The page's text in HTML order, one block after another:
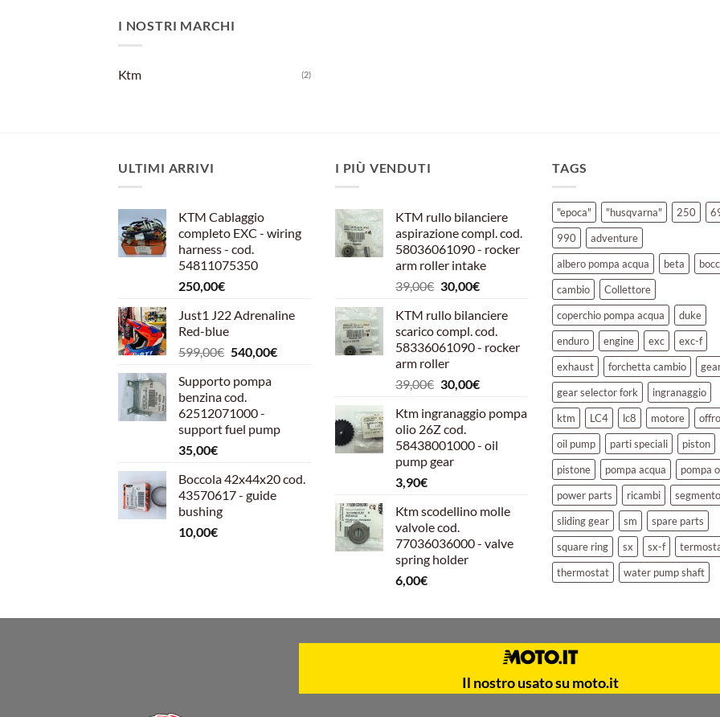
I NOSTRI MARCHI
Ktm (2)
ULTIMI ARRIVI
KTM Cablaggio
completo EXC - wiring
harness - cod.
54811075350
250,00€
Just1 J22 Adrenaline
Red-blue
599,00€ Il
originale
era:
599,00€.
540,00€Il
Supporto pompa
benzina cod.
62512071000 -
support fuel pump
35,00€
Boccola 42x44x20 cod.
43570617 - guide
bushing
10,00€
I PIÙ VENDUTI
KTM rullo bilanciere
aspirazione compl. cod.
58036061090 - rocker
arm roller intake
39,00€ Il
originale
era:
39,00€.
30,00€Il
attuale
è:
30,00€.
KTM rullo bilanciere
scarico compl. cod.
58336061090 - rocker
arm roller
39,00€ Il
originale
era:
39,00€.
30,00€Il
attuale
30,00€.
Ktm ingranaggio pompa
olio 26Z cod.
58438001000 - oil
pump gear
3,90€
Ktm scodellino molle
valvole cod.
77036036000 - valve
spring holder
6,00€
TAGS
"epoca" "husqvarna" 250
990
adventure
albero pompa acqua
beta
cambio
Collettore
coperchio pompa acqua
duke
enduro
engine exc
exc-f
exhaust
forchetta cambio
gear selector fork
ingranaggio
ktm
LC4 lc8 motore
oil pump
parti speciali
piston
pistone
pompa acqua
pompa
power parts
ricambi
segmento
sliding gear
sm
spare parts
square ring
sx sx-f
thermostat
water pump shaft
Il nostro usato su moto.it